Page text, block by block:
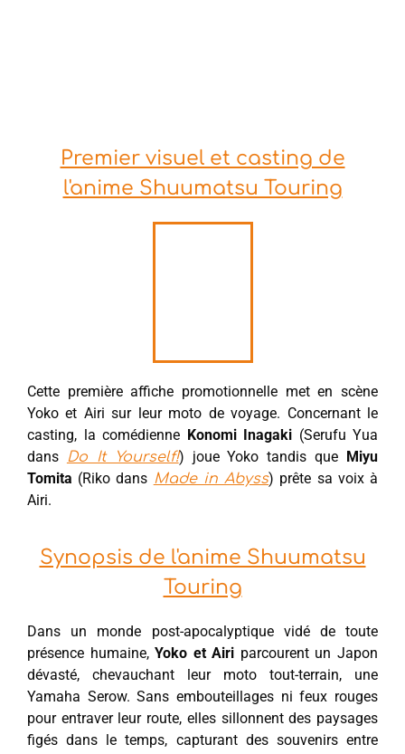
Premier visuel et casting de
l'anime Shuumatsu Touring
Cette première affiche promotionnelle met en scène
Yoko et Airi sur leur moto de voyage. Concernant le
casting, la comédienne Konomi Inagaki (Serufu Yua
dans Do It Yourself!) joue Yoko tandis que Miyu
Tomita (Riko dans Made in Abyss) prête sa voix à
Airi.
Synopsis de l'anime Shuumatsu
Touring
Dans un monde post-apocalyptique vidé de toute
présence humaine,Yoko et Airi parcourent un Japon
dévasté, chevauchant leur moto tout-terrain, une
Yamaha Serow. Sans embouteillages ni feux rouges
pour entraver leur route, elles sillonnent des paysages
figés dans le temps, capturant des souvenirs entre